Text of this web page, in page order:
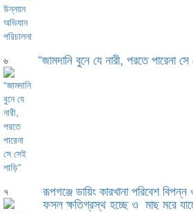
৬ “জামদানি বুনে যে নারী, পরতে পারেনা
৭ রূপগঞ্জে ডায়িং কারখানা পরিবেশ
ফসল ক্ষতিগ্রস্থ হচ্ছে ও মাছ মরে